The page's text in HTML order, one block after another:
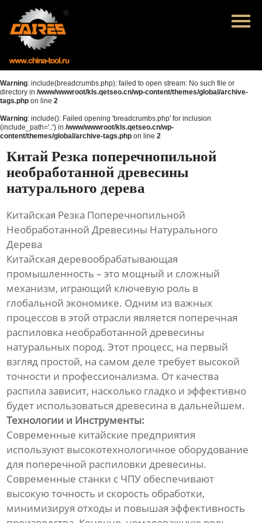
Главная
Продукция
О нас
Контакты
Warning: include(breadcrumbs.php): failed to open stream: No such file or
directory in /www/wwwroot/kls.qetseo.cn/wp-content/themes/global/archive-
tags.php on line 2
Warning: include(): Failed opening 'breadcrumbs.php' for inclusion
(include_path='.:') in /www/wwwroot/kls.qetseo.cn/wp-
content/themes/global/archive-tags.php on line 2
Китай Резка поперечнопильной
необработанной древесины
натурального дерева
Китайская Резка Поперечнопильной
Необработанной Древесины Натурального
Дерева
Китайская деревообрабатывающая
промышленность – это мощный и сложный
механизм, играющий ключевую роль в
глобальной экономике. Одним из важных
процессов в этой отрасли является поперечная
распиловка необработанной древесины
натуральных пород. Этот процесс, на первый
взгляд простой, на самом деле требует высокой
точности и профессионализма. От качества
распила зависит, насколько гладко и эффективно
будет использоваться древесина в дальнейшем.
Технологии и Инструменты:
Современные китайские предприятия
используют высокотехнологичное оборудование
для поперечной распиловки древесины.
Современные станки с ЧПУ обеспечивают
высокую точность и скорость обработки,
минимизируя отходы и повышая эффективность